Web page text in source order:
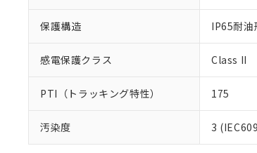
保護構造 IP65耐油
感電保護クラス Class II
PTI（トラッキング特性） 175
汚染度 3